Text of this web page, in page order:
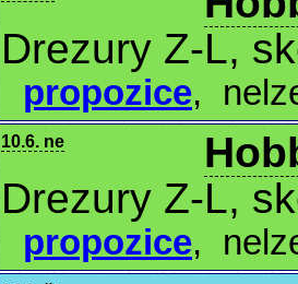
Drezury Z-L,
propozice,
10.6. ne
Drezury Z-L,
propozice,